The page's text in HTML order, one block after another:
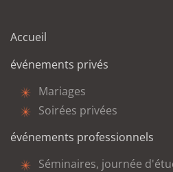
Accueil
événements privés
Mariages
Soirées privées
événements professionnels
Séminaires, journée